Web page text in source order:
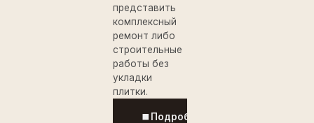
представить
комплексный
ремонт либо
строительные
работы без
укладки
плитки.
Подробнее